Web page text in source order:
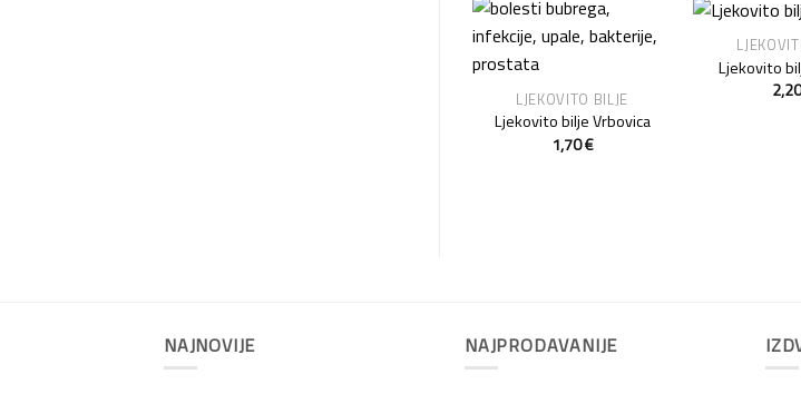
LJEKOVITO BILJE
Ljekovito bilje Vrbovica
1,70€
Ljekovito
NAJNOVIJE NAJPRODAVANIJE